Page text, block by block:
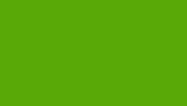
תורה
ביום שמחת תורה רשאי לעשות כן, או שמא הוא
אורחים רבים לשמחת תורה ואין לו מספיק מקום